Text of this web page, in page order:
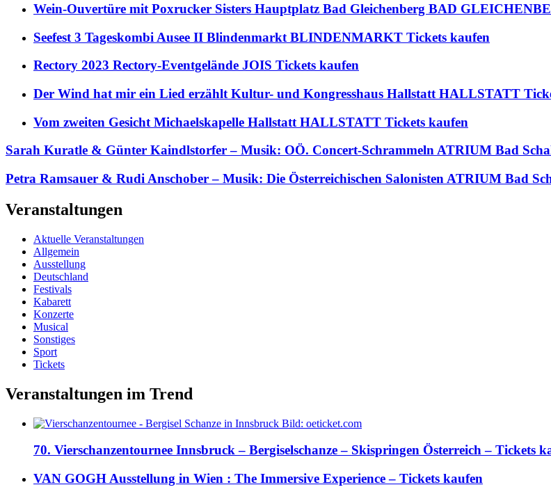
Wein-Ouvertüre mit Poxrucker Sisters Hauptplatz Bad Gleichenberg BAD
Seefest 3 Tageskombi Ausee II Blindenmarkt BLINDENMARKT Tickets kaufen
Rectory 2023 Rectory-Eventgelände JOIS Tickets kaufen
Der Wind hat mir ein Lied erzählt Kultur- und Kongresshaus Hallstatt HALLSTATT
Vom zweiten Gesicht Michaelskapelle Hallstatt HALLSTATT Tickets kaufen
Sarah Kuratle & Günter Kaindlstorfer – Musik: OÖ. Concert-Schrammeln ATRIUM Bad
Petra Ramsauer & Rudi Anschober – Musik: Die Österreichischen Salonisten ATRIUM Bad
Veranstaltungen
Aktuelle Veranstaltungen
Allgemein
Ausstellung
Deutschland
Festivals
Kabarett
Konzerte
Musical
Sonstiges
Sport
Tickets
Veranstaltungen im Trend
70. Vierschanzentournee Innsbruck – Bergiselschanze – Skispringen Österreich – Tickets
VAN GOGH Ausstellung in Wien : The Immersive Experience – Tickets kaufen